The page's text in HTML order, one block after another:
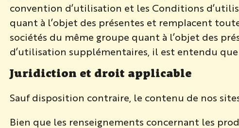
convention d’utilisation et les Conditions
quant à l’objet des présentes et remplacent
sociétés du même groupe quant à l’objet des
d’utilisation supplémentaires, il est entendu
Juridiction et droit applicable
Sauf disposition contraire, le contenu de nos
Bien que les renseignements concernant les